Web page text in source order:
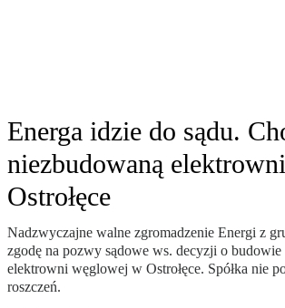
Energa idzie do sądu.
niezbudowaną
Ostrołęce
Nadzwyczajne walne zgromadzenie Energi z
zgodę na pozwy sądowe ws. decyzji o budowie
elektrowni węglowej w Ostrołęce. Spółka nie
roszczeń.